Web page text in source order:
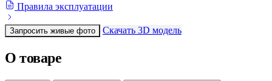
Правила эксплуатации
Запросить живые фото Скачать 3D модель
О товаре